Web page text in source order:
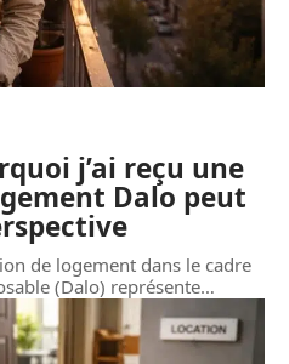
j’ai reçu une
Dalo peut
de logement dans le cadre
(Dalo) représente…